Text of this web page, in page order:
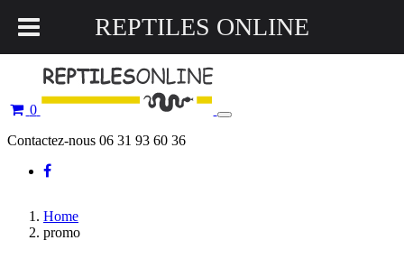
0
Toggle
Contactez-nous 06 31 93 60 36
Home
promo
REPTILES ONLINE